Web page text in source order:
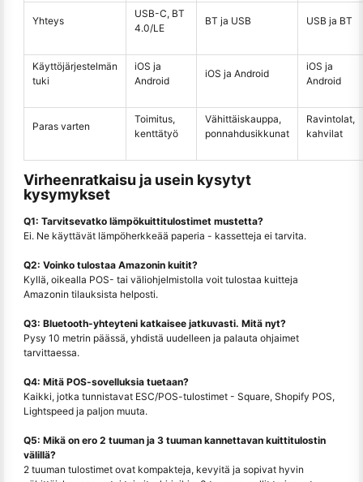
Yhteys
USB-C, BT
4.0/LE
BT ja USB USB ja BT
Käyttöjärjestelmän
tuki
iOS ja
Android
iOS ja Android
iOS ja
Android
Paras varten
Toimitus,
kenttätyö
Vähittäiskauppa,
ponnahdusikkunat
Ravintolat,
kahvilat
Virheenratkaisu ja usein kysytyt
kysymykset
Q1: Tarvitsevatko lämpökuittitulostimet mustetta?
Ei. Ne käyttävät lämpöherkkeää paperia - kassetteja ei tarvita.
Q2: Voinko tulostaa Amazonin kuitit?
Kyllä, oikealla POS- tai väliohjelmistolla voit tulostaa kuitteja
Amazonin tilauksista helposti.
Q3: Bluetooth-yhteyteni katkaisee jatkuvasti. Mitä nyt?
Pysy 10 metrin päässä, yhdistä uudelleen ja palauta ohjaimet
tarvittaessa.
Q4: Mitä POS-sovelluksia tuetaan?
Kaikki, jotka tunnistavat ESC/POS-tulostimet - Square, Shopify POS,
Lightspeed ja paljon muuta.
Q5: Mikä on ero 2 tuuman ja 3 tuuman kannettavan kuittitulostin
välillä?
2 tuuman tulostimet ovat kompakteja, kevyitä ja sopivat hyvin